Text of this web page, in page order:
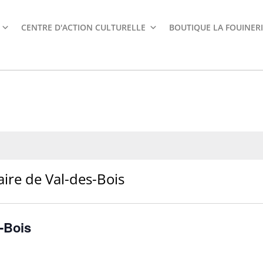
CENTRE D'ACTION CULTURELLE BOUTIQUE LA
de Val-des-Bois
Bois